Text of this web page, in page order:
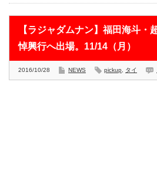
【ラジャダムナン】福田海斗・
悼興行へ出場。11/14（月）
2016/10/28 NEWS pickup タイ